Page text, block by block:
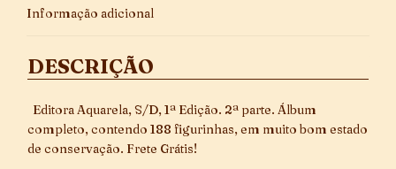
Informação adicional
DESCRIÇÃO
Editora Aquarela, S/D, 1ª Edição. 2ª parte. Álbum
completo, contendo 188 figurinhas, em muito bom estado
de conservação. Frete Grátis!